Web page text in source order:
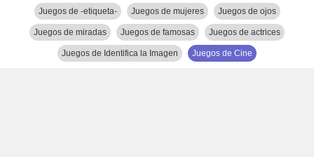
Juegos de -etiqueta- Juegos de mujeres Juegos de ojos
Juegos de miradas Juegos de famosas Juegos de actrices
Juegos de Identifica la Imagen Juegos de Cine